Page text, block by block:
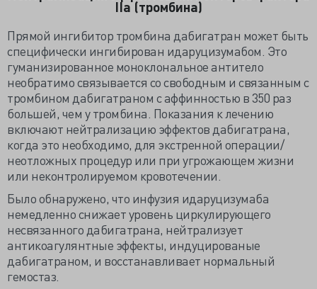
IIa (тромбина)
Прямой ингибитор тромбина дабигатран может быть
специфически ингибирован идаруцизумабом. Это
гуманизированное моноклональное антитело
необратимо связывается со свободным и связанным с
тромбином дабигатраном с аффинностью в 350 раз
большей, чем у тромбина. Показания к лечению
включают нейтрализацию эффектов дабигатрана,
когда это необходимо, для экстренной операции/
неотложных процедур или при угрожающем жизни
или неконтролируемом кровотечении.
Было обнаружено, что инфузия идаруцизумаба
немедленно снижает уровень циркулирующего
несвязанного дабигатрана, нейтрализует
антикоагулянтные эффекты, индуцированые
дабигатраном, и восстанавливает нормальный
гемостаз.